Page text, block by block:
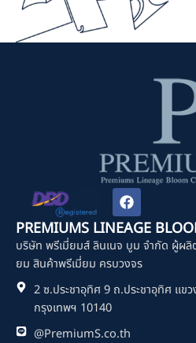
F
a
c
e
b
o
k
PREMIUMS LINEAGE
บริษัท พรีเมี่ยมส์ ลินเนจ บูม จำกัด ผู้ผลิ
ยม สินค้าพรีเมี่ยม ครบวงจร
2 ซ.ประชาอุทิศ 9 ถ.ประชาอุทิศ แข
กรุงเทพฯ 10140
@PremiumS.co.th